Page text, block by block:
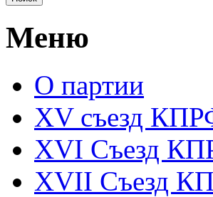
Меню
О партии
XV съезд
XVI Съезд
XVII Cъезд